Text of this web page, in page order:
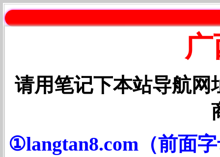
请用笔记下本站导航网
①langtan8.com（前面